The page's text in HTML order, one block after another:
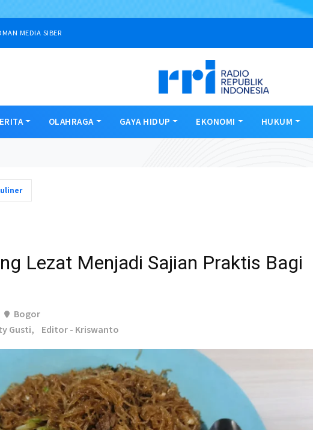
MEDIA SIBER
OLAHRAGA GAYA HIDUP EKONOMI HUKUM
Lezat Menjadi Sajian Praktis Bagi
Bogor
Gusti,
Editor - Kriswanto